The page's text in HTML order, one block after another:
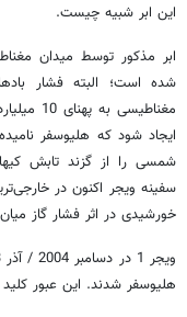
این ابر شبیه چیست.
ابر مذکور توسط میدان
شده است؛ البته فشار
ایجاد شود که هلیوسفر
شمسی را از گزند تابش
سفینه ویجر اکنون در
خورشیدی در اثر فشار گاز
هلیوسفر شدند. این عبور